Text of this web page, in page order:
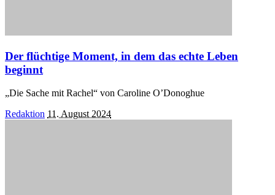
Der flüchtige Moment, in dem das echte Leben
beginnt
„Die Sache mit Rachel“ von Caroline O’Donoghue
Posted
Redaktion 11. August 2024